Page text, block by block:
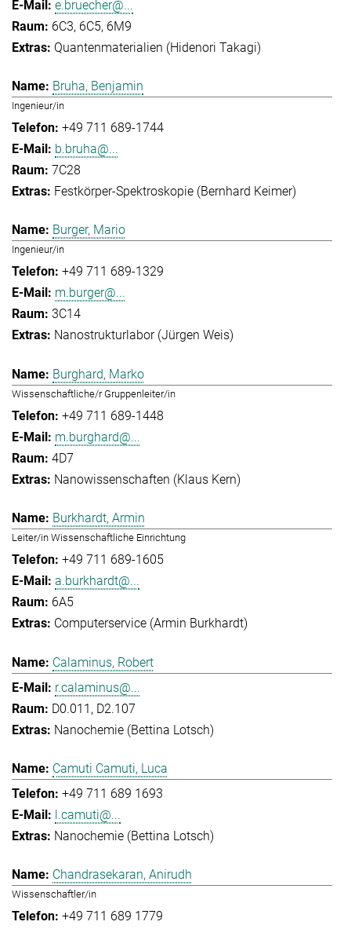
e.bruecher@...
6C3, 6C5, 6M9
Quantenmaterialien (Hidenori Takagi)
Bruha, Benjamin
Ingenieur/in
+49 711 689-1744
b.bruha@...
7C28
Festkörper-Spektroskopie (Bernhard Keimer)
Burger, Mario
Ingenieur/in
+49 711 689-1329
m.burger@...
3C14
Nanostrukturlabor (Jürgen Weis)
Burghard, Marko
Wissenschaftliche/r Gruppenleiter/in
+49 711 689-1448
m.burghard@...
4D7
Nanowissenschaften (Klaus Kern)
Burkhardt, Armin
Leiter/in Wissenschaftliche Einrichtung
+49 711 689-1605
a.burkhardt@...
6A5
Computerservice (Armin Burkhardt)
Calaminus, Robert
r.calaminus@...
D0.011, D2.107
Nanochemie (Bettina Lotsch)
Camuti Camuti, Luca
+49 711 689 1693
l.camuti@...
Nanochemie (Bettina Lotsch)
Chandrasekaran, Anirudh
Wissenschaftler/in
+49 711 689 1779